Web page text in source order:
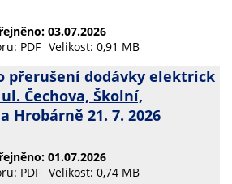
03.07.2026
PDF Velikost: 0,91 MB
přerušení dodávky elektrick
Čechova, Školní,
Hrobárně 21. 7. 2026
01.07.2026
PDF Velikost: 0,74 MB